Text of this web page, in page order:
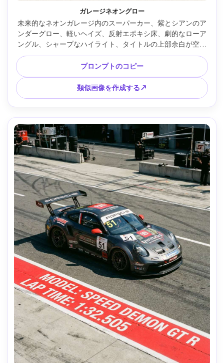
ガレージネオングロー
未来的なネオンガレージ内のスーパーカー、紫とシアンのア
ンダーグロー、軽いヘイズ、反射エポキシ床、劇的なローア
ングル、シャープなハイライト、タイトルの上部余白が空の
映画のようなポスターフレーミング、フォトリアルなテクス
チャ、28mmで撮影、f/2.2、高ディテール、ムーディーグレ
ード --ar 4:5
プロンプトのコピー
類似画像を作成する↗